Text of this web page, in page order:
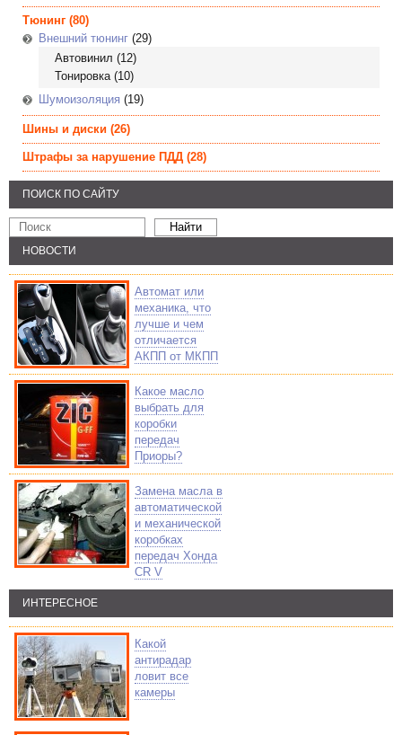
Тюнинг (80)
Внешний тюнинг (29)
Автовинил (12)
Тонировка(10)
Шумоизоляция (19)
Шины и диски (26)
Штрафы за нарушение ПДД (28)
ПОИСК ПО САЙТУ
НОВОСТИ
Автомат или
механика, что
лучше и чем
отличается
АКПП от МКПП
Какое масло
выбрать для
коробки
передач
Приоры?
Замена масла в
автоматической
и механической
коробках
передач Хонда
CR V
ИНТЕРЕСНОЕ
Какой
антирадар
ловит все
камеры